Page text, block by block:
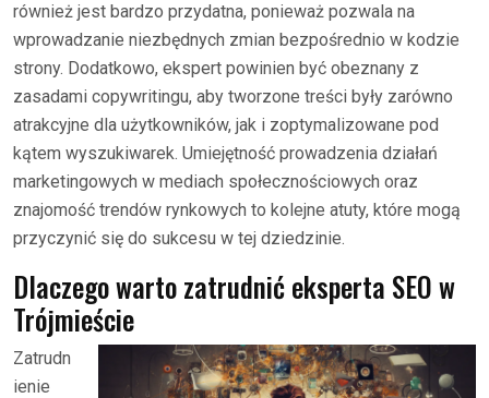
również jest bardzo przydatna, ponieważ pozwala na
wprowadzanie niezbędnych zmian bezpośrednio w kodzie
strony. Dodatkowo, ekspert powinien być obeznany z
zasadami copywritingu, aby tworzone treści były zarówno
atrakcyjne dla użytkowników, jak i zoptymalizowane pod
kątem wyszukiwarek. Umiejętność prowadzenia działań
marketingowych w mediach społecznościowych oraz
znajomość trendów rynkowych to kolejne atuty, które mogą
przyczynić się do sukcesu w tej dziedzinie.
Dlaczego warto zatrudnić eksperta SEO w
Trójmieście
Zatrudn
ienie